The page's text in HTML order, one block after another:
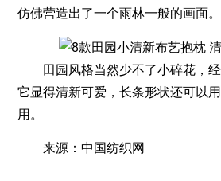
仿佛营造出了一个雨林一般的画面。
田园风格当然少不了小碎花，经
它显得清新可爱，长条形状还可以
用。
来源：中国纺织网